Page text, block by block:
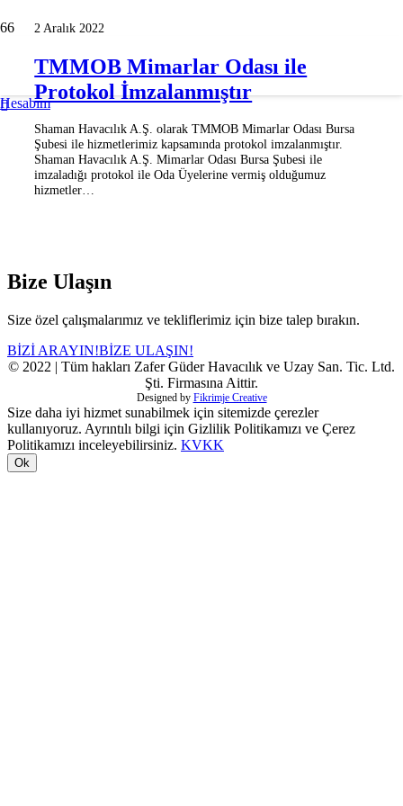
Hesabım
2 Aralık 2022
TMMOB Mimarlar Odası ile
Protokol İmzalanmıştır
Shaman Havacılık A.Ş. olarak TMMOB Mimarlar Odası Bursa
Şubesi ile hizmetlerimiz kapsamında protokol imzalanmıştır.
Shaman Havacılık A.Ş. Mimarlar Odası Bursa Şubesi ile
imzaladığı protokol ile Oda Üyelerine vermiş olduğumuz
hizmetler…
Bize Ulaşın
Size özel çalışmalarımız ve tekliflerimiz için bize talep bırakın.
BİZİ ARAYIN!BİZE ULAŞIN!
© 2022 | Tüm hakları Zafer Güder Havacılık ve Uzay San. Tic. Ltd.
Şti. Firmasına Aittir.
Designed by Fikrimje Creative
Size daha iyi hizmet sunabilmek için sitemizde çerezler
kullanıyoruz. Ayrıntılı bilgi için Gizlilik Politikamızı ve Çerez
Politikamızı inceleyebilirsiniz. KVKK
Ok